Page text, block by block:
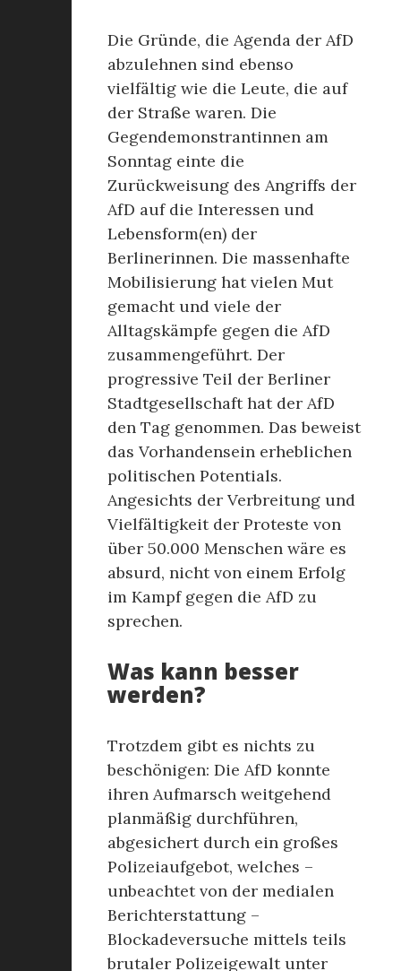
Die Gründe, die Agenda der AfD
abzulehnen sind ebenso
vielfältig wie die Leute, die auf
der Straße waren. Die
Gegendemonstrantinnen am
Sonntag einte die
Zurückweisung des Angriffs der
AfD auf die Interessen und
Lebensform(en) der
Berlinerinnen. Die massenhafte
Mobilisierung hat vielen Mut
gemacht und viele der
Alltagskämpfe gegen die AfD
zusammengeführt. Der
progressive Teil der Berliner
Stadtgesellschaft hat der AfD
den Tag genommen. Das beweist
das Vorhandensein erheblichen
politischen Potentials.
Angesichts der Verbreitung und
Vielfältigkeit der Proteste von
über 50.000 Menschen wäre es
absurd, nicht von einem Erfolg
im Kampf gegen die AfD zu
sprechen.
Was kann besser
werden?
Trotzdem gibt es nichts zu
beschönigen: Die AfD konnte
ihren Aufmarsch weitgehend
planmäßig durchführen,
abgesichert durch ein großes
Polizeiaufgebot, welches –
unbeachtet von der medialen
Berichterstattung –
Blockadeversuche mittels teils
brutaler Polizeigewalt unter